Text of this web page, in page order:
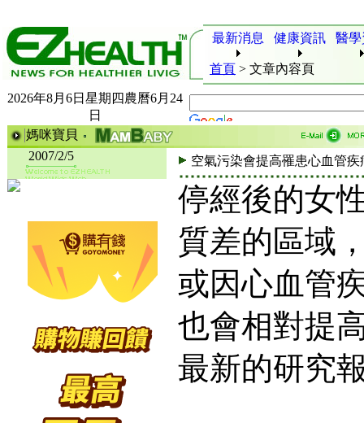
最新消息 健康資訊 醫
首頁 > 文章內容頁
2026年8月6日星期四農曆6月24
日
媽咪寶貝
2007/2/5
空氣污染會提高罹患心血管疾
停經後的女
質差的區域
或因心血管
也會相對提
最新的研究